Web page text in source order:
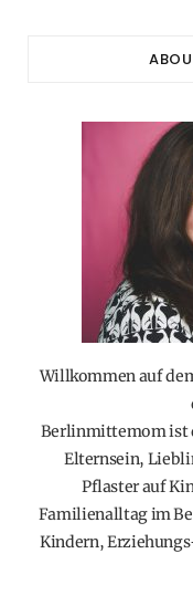
Willkommen auf
Berlinmittemom ist
Elternsein,
Pflaster auf
Familienalltag im
Kindern,